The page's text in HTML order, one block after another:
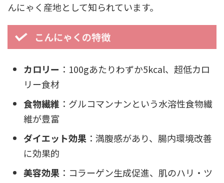
んにゃく産地として知られています。
こんにゃくの特徴
カロリー ：100gあたりわずか5kcal、超低カロ
リー食材
食物繊維 ：グルコマンナンという水溶性食物繊
維が豊富
ダイエット効果 ：満腹感があり、腸内環境改善
に効果的
美容効果 ：コラーゲン生成促進、肌のハリ・ツ